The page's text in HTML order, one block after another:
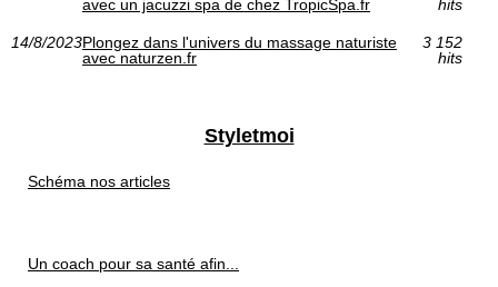
avec un jacuzzi spa de chez TropicSpa.fr hits
14/8/2023Plongez dans l'univers du massage naturiste
avec naturzen.fr
3 152
hits
Styletmoi
Schéma nos articles
Un coach pour sa santé afin...